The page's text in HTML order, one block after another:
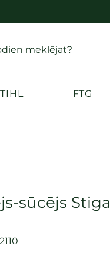
meklējat?
FTG
sūcējs Stiga